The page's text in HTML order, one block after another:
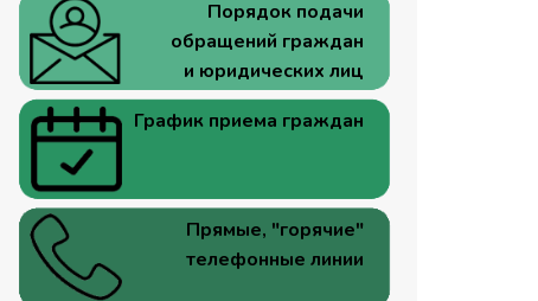
Порядок подачи
обращений граждан
и юридических лиц
График приема граждан
Прямые, "горячие"
телефонные линии